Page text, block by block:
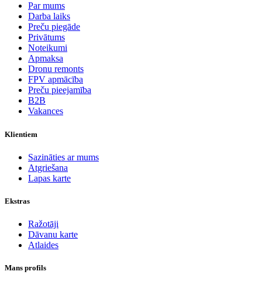
Par mums
Darba laiks
Preču piegāde
Privātums
Noteikumi
Apmaksa
Dronu remonts
FPV apmācība
Preču pieejamība
B2B
Vakances
Klientiem
Sazināties ar mums
Atgriešana
Lapas karte
Ekstras
Ražotāji
Dāvanu karte
Atlaides
Mans profils